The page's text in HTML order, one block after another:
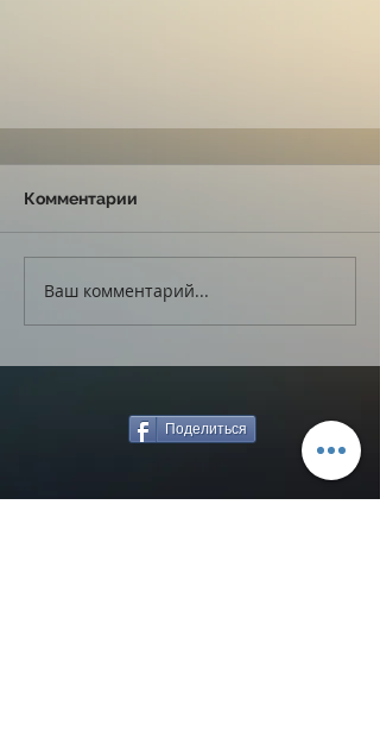
Комментарии
Ваш комментарий...
Поделиться